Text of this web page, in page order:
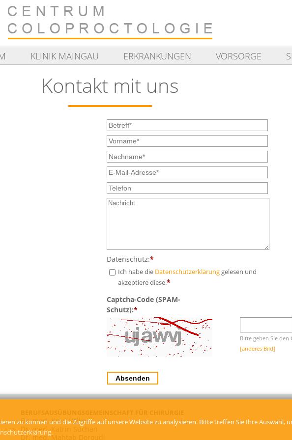
zu können und die Zugriffe auf unsere Website zu analysieren. Bitte treffen Sie Ihre Auswahl,
KLINIK MAINGAU ERKRANKUNGEN VORSORGE
Kontakt mit uns
Betreff*
Vorname*
Nachname*
E-
Mail-
Adresse*:
Telefon:
Nachricht:
Datenschutz:*
Ich habe die Datenschutzerklärung gelesen und
akzeptiere diese.*
Captcha-Code (SPAM-
Schutz):*
Bitte geben Sie den
[anderes Bild]
Dr. med. Knut Völke
Dr. med. Katrin Suchan
Dr. med. Mahtab Doroudi